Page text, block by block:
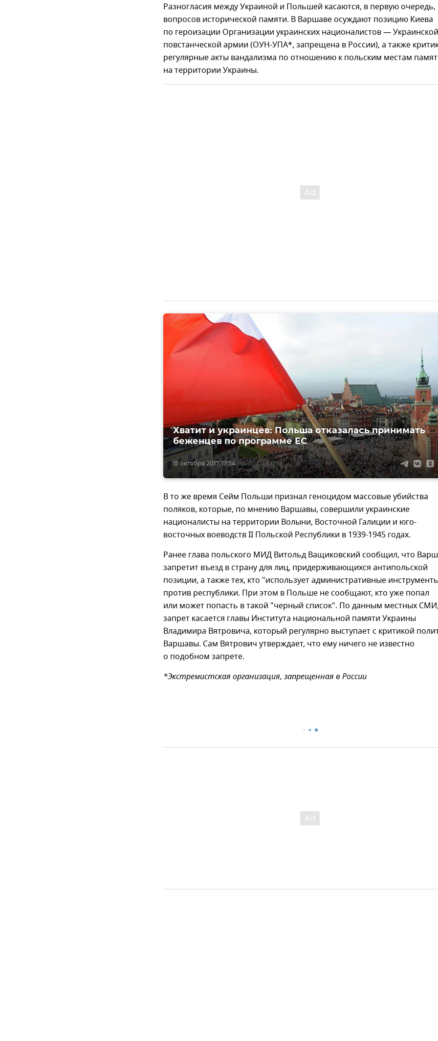
Разногласия между Украиной и Польшей касаются, в первую очередь,
вопросов исторической памяти. В Варшаве осуждают позицию Киева
по героизации Организации украинских националистов — Украинской
повстанческой армии (ОУН-УПА*, запрещена в России), а также
регулярные акты вандализма по отношению к польским местам
на территории Украины.
15 октября 2017, 17:54
Хватит и украинцев: Польша отказалась принимать
беженцев по программе ЕС
В то же время Сейм Польши признал геноцидом массовые убийства
поляков, которые, по мнению Варшавы, совершили украинские
националисты на территории Волыни, Восточной Галиции и юго-
восточных воеводств II Польской Республики в 1939-1945 годах.
Ранее глава польского МИД Витольд Ващиковский сообщил, что
запретит въезд в страну для лиц, придерживающихся антипольской
позиции, а также тех, кто "использует административные
против республики. При этом в Польше не сообщают, кто уже попал
или может попасть в такой "черный список". По данным местных
запрет касается главы Института национальной памяти Украины
Владимира Вятровича, который регулярно выступает с критикой
Варшавы. Сам Вятрович утверждает, что ему ничего не известно
о подобном запрете.
*Экстремистская организация, запрещенная в России